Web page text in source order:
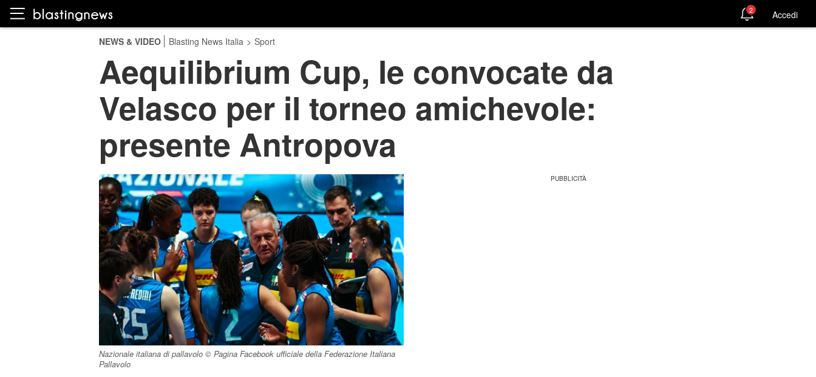
2 Accedi
NEWS & VIDEO Blasting News Italia > Sport
Aequilibrium Cup, le convocate da
Velasco per il torneo amichevole:
presente Antropova
Nazionale italiana di pallavolo © Pagina Facebook ufficiale della Federazione Italiana
Pallavolo